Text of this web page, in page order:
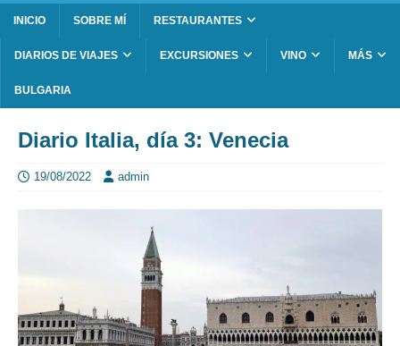
INICIO SOBRE MÍ RESTAURANTES
DIARIOS DE VIAJES EXCURSIONES VINO MÁS
BULGARIA
Diario Italia, día 3: Venecia
19/08/2022 admin